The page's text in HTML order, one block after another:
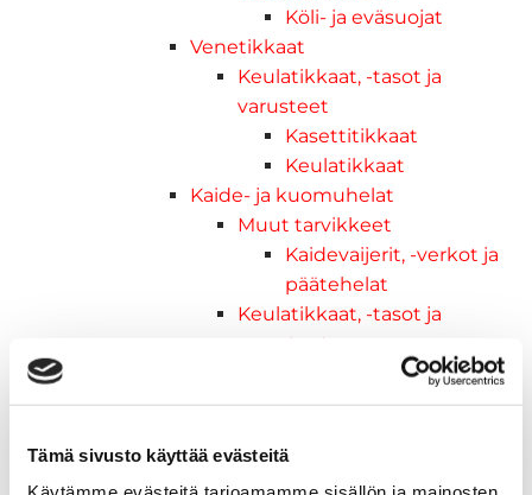
Tämä sivusto käyttää evästeitä
Köli- ja eväsuojat
Venetikkaat
Keulatikkaat, -tasot ja
varusteet
Kasettitikkaat
Keulatikkaat
Kaide- ja kuomuhelat
Muut tarvikkeet
Kaidevaijerit, -verkot ja
päätehelat
Keulatikkaat, -tasot ja
varusteet
Keulakaiteet ja
kaidepylväät
Luukut, hyttysverkot ja